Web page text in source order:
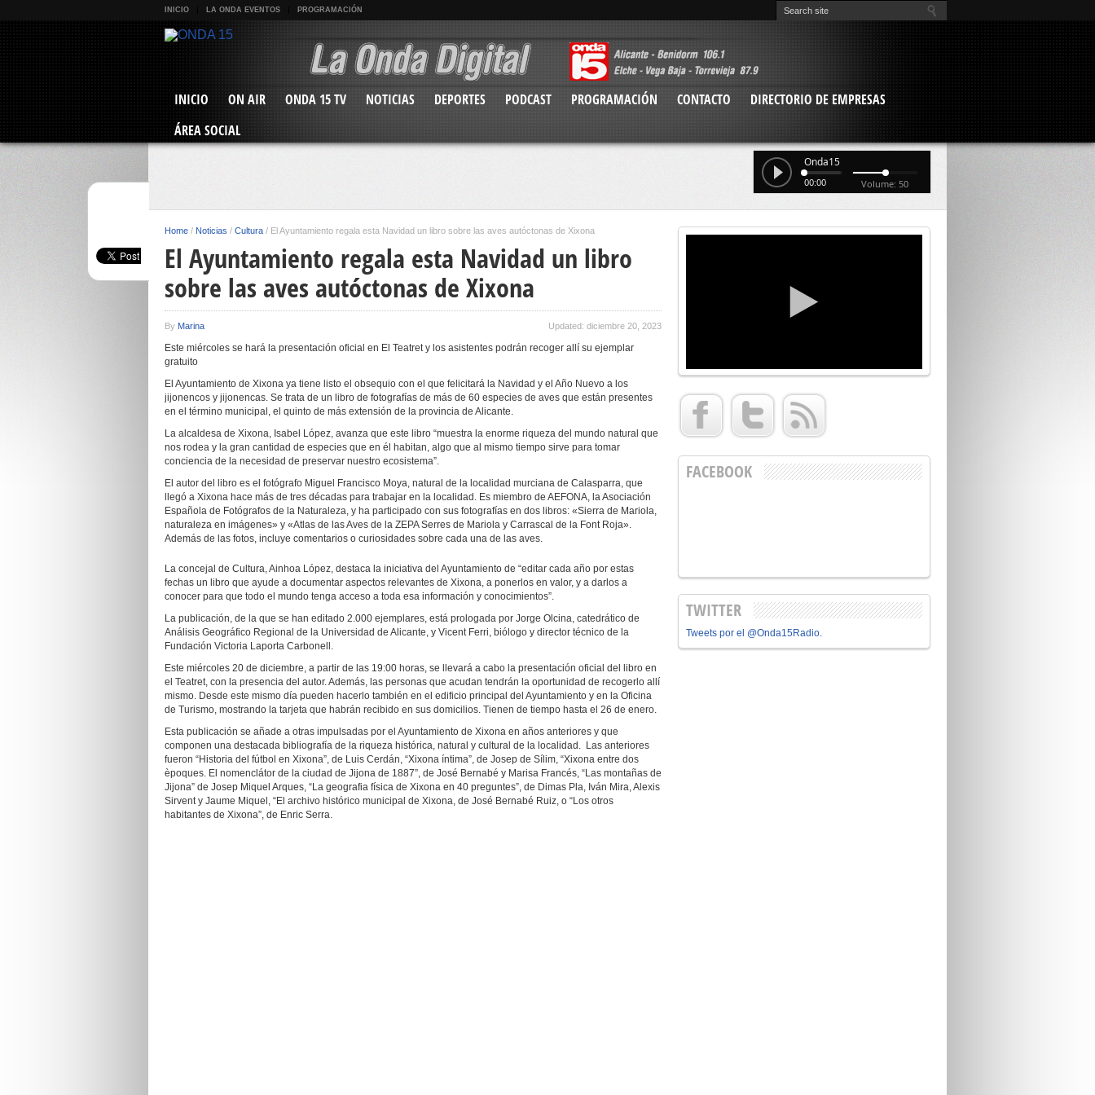
INICIO LA ONDA EVENTOS PROGRAMACIÓN
INICIO ON AIR ONDA 15 TV NOTICIAS DEPORTES PODCAST PROGRAMACIÓN CONTACTO
DIRECTORIO DE EMPRESAS
ÁREA SOCIAL
Onda15
00:00 Volume: 50
Home / Noticias / Cultura / El Ayuntamiento regala esta Navidad un libro sobre las aves autóctonas de Xixona
El Ayuntamiento regala esta Navidad un libro
sobre las aves autóctonas de Xixona
By Marina Updated: diciembre 20, 2023
Este miércoles se hará la presentación oficial en El Teatret y los asistentes podrán recoger allí su ejemplar
gratuito
El Ayuntamiento de Xixona ya tiene listo el obsequio con el que felicitará la Navidad y el Año Nuevo a los
jijonencos y jijonencas. Se trata de un libro de fotografías de más de 60 especies de aves que están presentes
en el término municipal, el quinto de más extensión de la provincia de Alicante.
La alcaldesa de Xixona, Isabel López, avanza que este libro “muestra la enorme riqueza del mundo natural que
nos rodea y la gran cantidad de especies que en él habitan, algo que al mismo tiempo sirve para tomar
conciencia de la necesidad de preservar nuestro ecosistema”.
El autor del libro es el fotógrafo Miguel Francisco Moya, natural de la localidad murciana de Calasparra, que
llegó a Xixona hace más de tres décadas para trabajar en la localidad. Es miembro de AEFONA, la Asociación
Española de Fotógrafos de la Naturaleza, y ha participado con sus fotografías en dos libros: «Sierra de Mariola,
naturaleza en imágenes» y «Atlas de las Aves de la ZEPA Serres de Mariola y Carrascal de la Font Roja».
Además de las fotos, incluye comentarios o curiosidades sobre cada una de las aves.
La concejal de Cultura, Ainhoa López, destaca la iniciativa del Ayuntamiento de “editar cada año por estas
fechas un libro que ayude a documentar aspectos relevantes de Xixona, a ponerlos en valor, y a darlos a
conocer para que todo el mundo tenga acceso a toda esa información y conocimientos”.
La publicación, de la que se han editado 2.000 ejemplares, está prologada por Jorge Olcina, catedrático de
Análisis Geográfico Regional de la Universidad de Alicante, y Vicent Ferri, biólogo y director técnico de la
Fundación Victoria Laporta Carbonell.
Este miércoles 20 de diciembre, a partir de las 19:00 horas, se llevará a cabo la presentación oficial del libro en
el Teatret, con la presencia del autor. Además, las personas que acudan tendrán la oportunidad de recogerlo allí
mismo. Desde este mismo día pueden hacerlo también en el edificio principal del Ayuntamiento y en la Oficina
de Turismo, mostrando la tarjeta que habrán recibido en sus domicilios. Tienen de tiempo hasta el 26 de enero.
Esta publicación se añade a otras impulsadas por el Ayuntamiento de Xixona en años anteriores y que
componen una destacada bibliografía de la riqueza histórica, natural y cultural de la localidad. Las anteriores
fueron “Historia del fútbol en Xixona”, de Luis Cerdán, “Xixona íntima”, de Josep de Sílim, “Xixona entre dos
èpoques. El nomenclátor de la ciudad de Jijona de 1887”, de José Bernabé y Marisa Francés, “Las montañas de
Jijona” de Josep Miquel Arques, “La geografia física de Xixona en 40 preguntes”, de Dimas Pla, Iván Mira, Alexis
Sirvent y Jaume Miquel, “El archivo histórico municipal de Xixona, de José Bernabé Ruiz, o “Los otros
habitantes de Xixona”, de Enric Serra.
FACEBOOK
TWITTER
Tweets por el @Onda15Radio.